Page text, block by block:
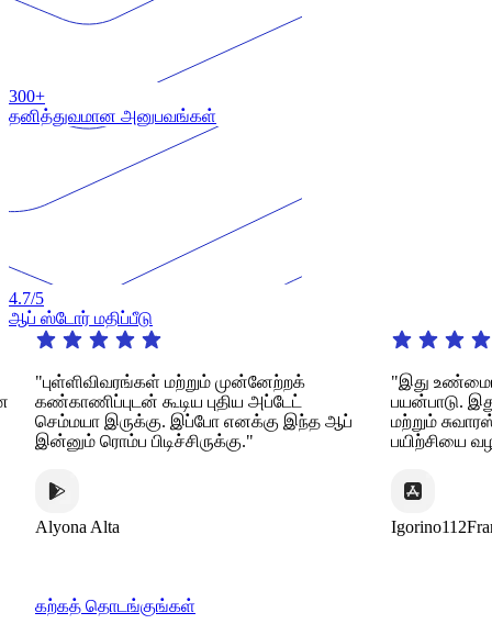
300+
தனித்துவமான அனுபவங்கள்
4.7/5
ஆப் ஸ்டோர் மதிப்பீடு
"புள்ளிவிவரங்கள் மற்றும் முன்னேற்றக்
கண்காணிப்புடன் கூடிய புதிய அப்டேட்
செம்மயா இருக்கு. இப்போ எனக்கு இந்த ஆப்
இன்னும் ரொம்ப பிடிச்சிருக்கு."
Alyona Alta
"இது
பயன்பாடு. இது
மற்றும்
பயிற்சியை
Igorino112France
கற்கத் தொடங்குங்கள்